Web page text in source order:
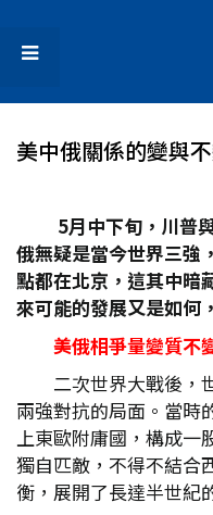
美中俄關係的變與
5月中下旬，川普
俄無疑是當今世界三強
點都在北京，這其中暗
來可能的發展又是如何
美俄相爭量變質不
二次世界大戰後，
兩強對抗的局面。當時
上東歐附庸國，構成一
獨自匹敵，不得不結合
衡，展開了長達半世紀